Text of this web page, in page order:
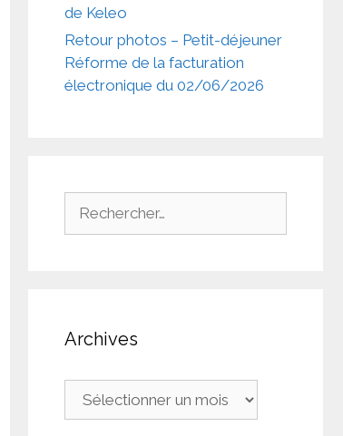
de Keleo
Retour photos – Petit-déjeuner
Réforme de la facturation
électronique du 02/06/2026
Archives
Archives